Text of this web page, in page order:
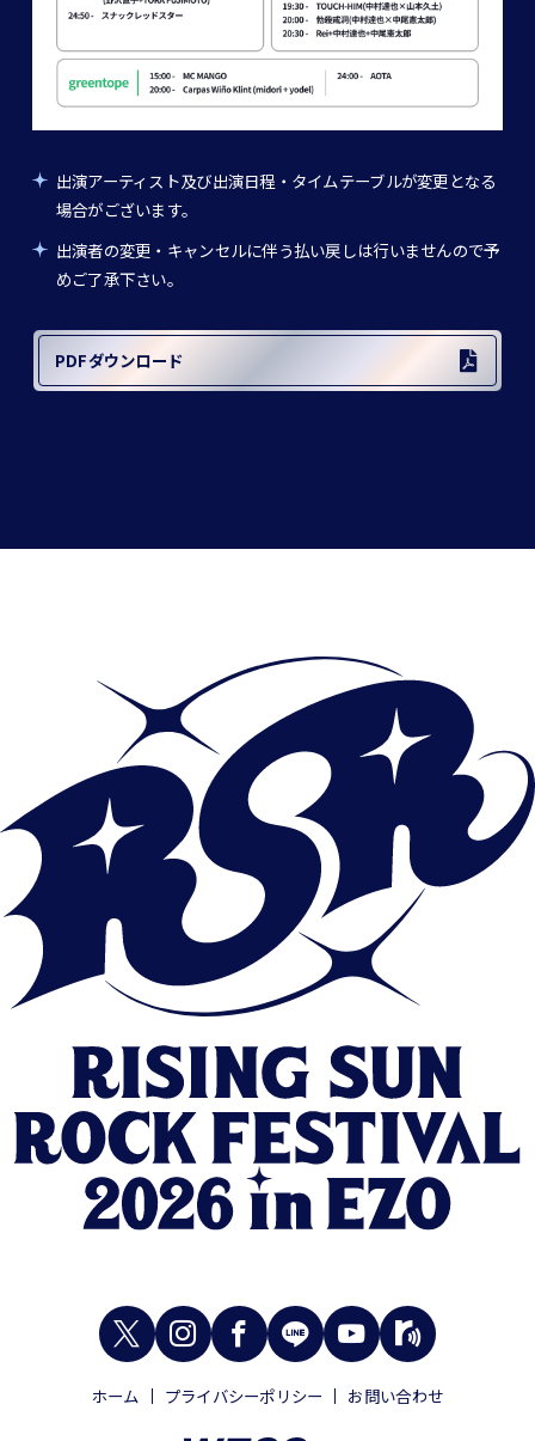
出演アーティスト及び出演日程・タイムテーブルが変更となる
場合がございます。
出演者の変更・キャンセルに伴う払い戻しは行いませんので予
めご了承下さい。
PDFダウンロード
ホーム プライバシーポリシー お問い合わせ